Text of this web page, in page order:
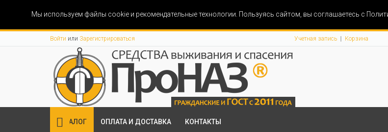
Мы используем файлы cookie и рекомендательные технологии. Пользуясь сайтом, вы соглашаетесь с
Войти или Зарегистрироваться Учетная запись Корзина
КАТАЛОГ ОПЛАТА И ДОСТАВКА КОНТАКТЫ